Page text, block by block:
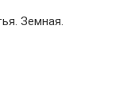
Земная.